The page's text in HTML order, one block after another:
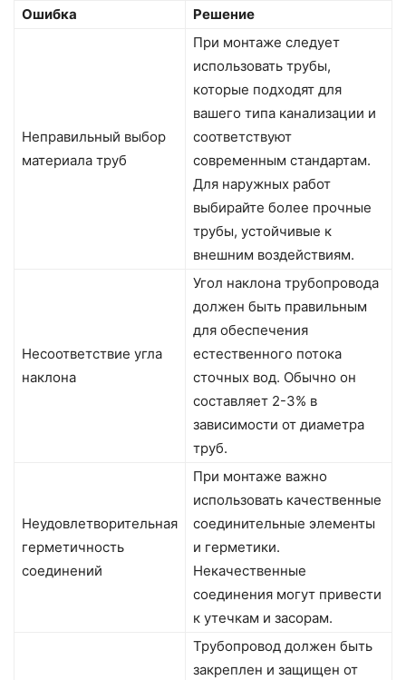
Ошибка Решение
Неправильный выбор
материала труб
При монтаже следует
использовать трубы,
которые подходят для
вашего типа канализации и
соответствуют
современным стандартам.
Для наружных работ
выбирайте более прочные
трубы, устойчивые к
внешним воздействиям.
Несоответствие угла
наклона
Угол наклона трубопровода
должен быть правильным
для обеспечения
естественного потока
сточных вод. Обычно он
составляет 2-3% в
зависимости от диаметра
труб.
Неудовлетворительная
герметичность
соединений
При монтаже важно
использовать качественные
соединительные элементы
и герметики.
Некачественные
соединения могут привести
к утечкам и засорам.
Трубопровод должен быть
закреплен и защищен от